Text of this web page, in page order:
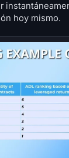
hoy mismo.